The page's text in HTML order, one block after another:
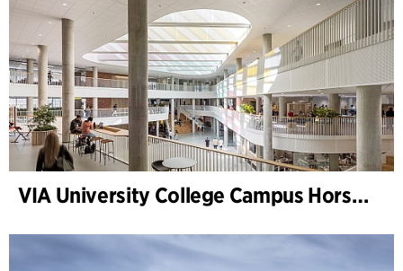
VIA University College Campus Horsens